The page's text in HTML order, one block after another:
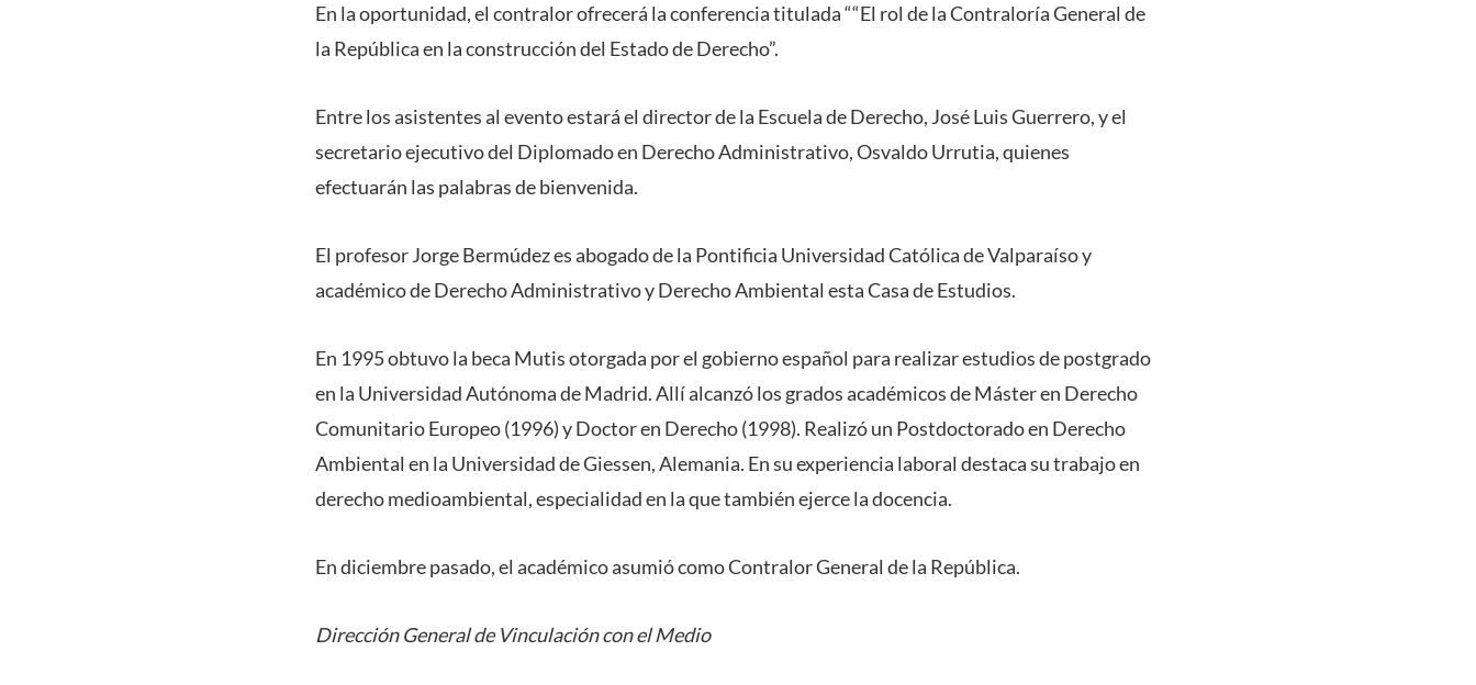
En la oportunidad, el contralor ofrecerá la conferencia titulada ““El rol de la Contraloría General de
la República en la construcción del Estado de Derecho”.
Entre los asistentes al evento estará el director de la Escuela de Derecho, José Luis Guerrero, y el
secretario ejecutivo del Diplomado en Derecho Administrativo, Osvaldo Urrutia, quienes
efectuarán las palabras de bienvenida.
El profesor Jorge Bermúdez es abogado de la Pontificia Universidad Católica de Valparaíso y
académico de Derecho Administrativo y Derecho Ambiental esta Casa de Estudios.
En 1995 obtuvo la beca Mutis otorgada por el gobierno español para realizar estudios de postgrado
en la Universidad Autónoma de Madrid. Allí alcanzó los grados académicos de Máster en Derecho
Comunitario Europeo (1996) y Doctor en Derecho (1998). Realizó un Postdoctorado en Derecho
Ambiental en la Universidad de Giessen, Alemania. En su experiencia laboral destaca su trabajo en
derecho medioambiental, especialidad en la que también ejerce la docencia.
En diciembre pasado, el académico asumió como Contralor General de la República.
Dirección General de Vinculación con el Medio